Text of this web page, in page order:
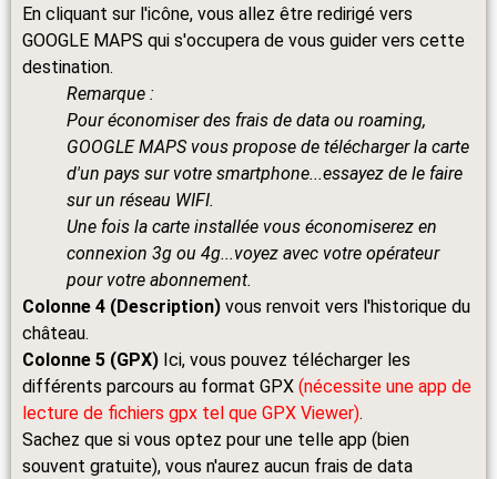
En cliquant sur l'icône, vous allez être redirigé vers
GOOGLE MAPS qui s'occupera de vous guider vers cette
destination.
Remarque :
Pour économiser des frais de data ou roaming,
GOOGLE MAPS vous propose de télécharger la carte
d'un pays sur votre smartphone...essayez de le faire
sur un réseau WIFI.
Une fois la carte installée vous économiserez en
connexion 3g ou 4g...voyez avec votre opérateur
pour votre abonnement.
Colonne 4 (Description) vous renvoit vers l'historique du
château.
Colonne 5 (GPX) Ici, vous pouvez télécharger les
différents parcours au format GPX (nécessite une app de
lecture de fichiers gpx tel que GPX Viewer).
Sachez que si vous optez pour une telle app (bien
souvent gratuite), vous n'aurez aucun frais de data